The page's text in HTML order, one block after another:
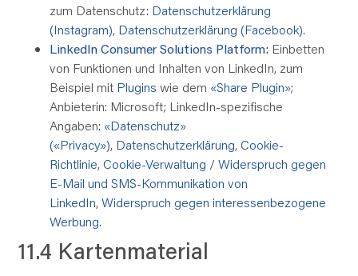
zum Datenschutz: Datenschutzerklärung
(Instagram), Datenschutzerklärung (Facebook).
LinkedIn Consumer Solutions Platform: Einbetten
von Funktionen und Inhalten von LinkedIn, zum
Beispiel mit Plugins wie dem «Share Plugin»;
Anbieterin: Microsoft; LinkedIn-spezifische
Angaben: «Datenschutz»
(«Privacy»), Datenschutzerklärung,Cookie-
Richtlinie,Cookie-Verwaltung / Widerspruch gegen
E-Mail und SMS-Kommunikation von
LinkedIn,Widerspruch gegen interessenbezogene
Werbung.
11.4 Kartenmaterial